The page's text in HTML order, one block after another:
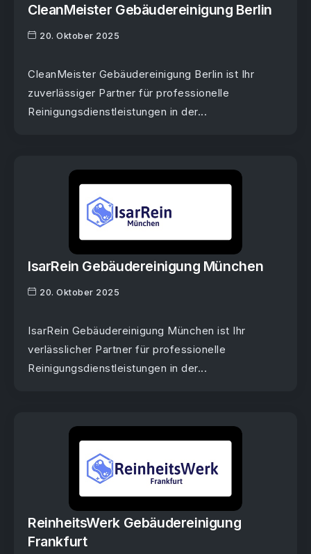
CleanMeister Gebäudereinigung Berlin
20. Oktober 2025
CleanMeister Gebäudereinigung Berlin ist Ihr
zuverlässiger Partner für professionelle
Reinigungsdienstleistungen in der...
IsarRein Gebäudereinigung München
20. Oktober 2025
IsarRein Gebäudereinigung München ist Ihr
verlässlicher Partner für professionelle
Reinigungsdienstleistungen in der...
ReinheitsWerk Gebäudereinigung
Frankfurt